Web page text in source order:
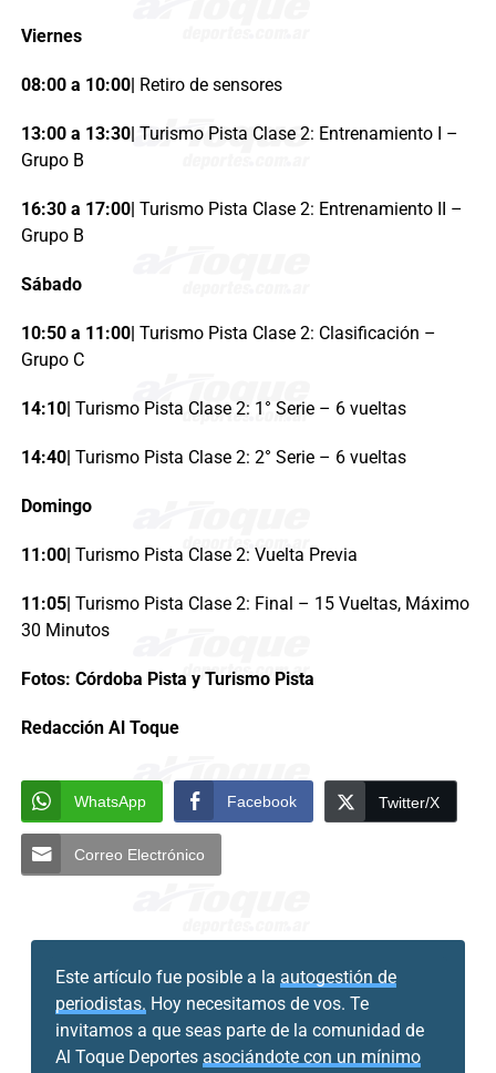
Viernes
08:00 a 10:00| Retiro de sensores
13:00 a 13:30| Turismo Pista Clase 2: Entrenamiento I –
Grupo B
16:30 a 17:00| Turismo Pista Clase 2: Entrenamiento II –
Grupo B
Sábado
10:50 a 11:00| Turismo Pista Clase 2: Clasificación –
Grupo C
14:10| Turismo Pista Clase 2: 1° Serie – 6 vueltas
14:40| Turismo Pista Clase 2: 2° Serie – 6 vueltas
Domingo
11:00| Turismo Pista Clase 2: Vuelta Previa
11:05| Turismo Pista Clase 2: Final – 15 Vueltas, Máximo
30 Minutos
Fotos: Córdoba Pista y Turismo Pista
Redacción Al Toque
WhatsApp Facebook Twitter/X
Correo Electrónico
Este artículo fue posible a la autogestión de
periodistas. Hoy necesitamos de vos. Te
invitamos a que seas parte de la comunidad de
Al Toque Deportes asociándote con un mínimo